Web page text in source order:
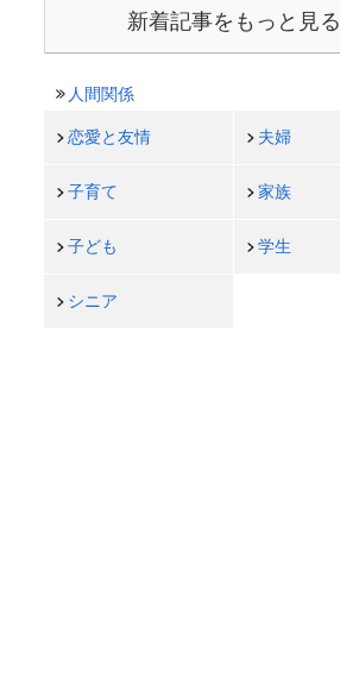
新着記事をもっと見る
人間関係
恋愛と友情 夫婦
子育て 家族
子ども 学生
シニア